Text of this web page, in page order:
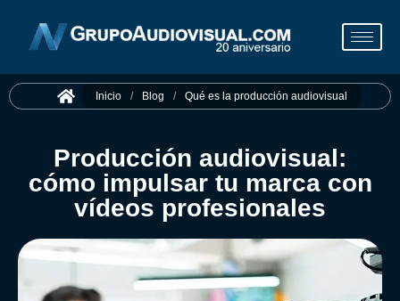
Inicio / Blog / Qué es la producción audiovisual
Producción audiovisual:
cómo impulsar tu marca con
vídeos profesionales